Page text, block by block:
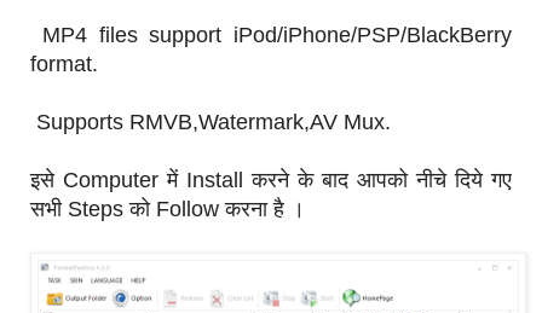
MP4 files support iPod/iPhone/PSP/BlackBerry
format.
Supports RMVB,Watermark,AV Mux.
इसे Computer में Install करने के बाद आपको नीचे दिये गए
सभी Steps को Follow करना है ।